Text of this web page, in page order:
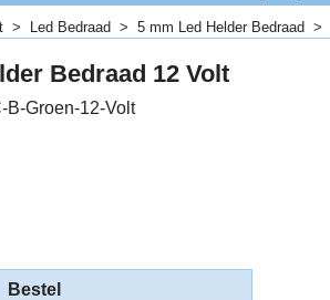
> Led Bedraad > 5 mm Led Helder Bedraad >
Bedraad 12 Volt
B-Groen-12-Volt
Bestel